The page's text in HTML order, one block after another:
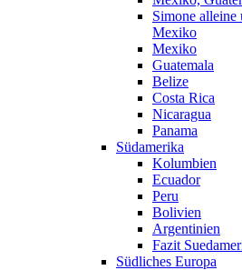
Simone alleine
Mexiko
Mexiko
Guatemala
Belize
Costa Rica
Nicaragua
Panama
Südamerika
Kolumbien
Ecuador
Peru
Bolivien
Argentinien
Fazit
Südliches Europa